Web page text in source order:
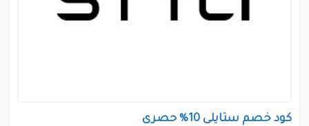
كود خصم ستايلى 10% حصرى